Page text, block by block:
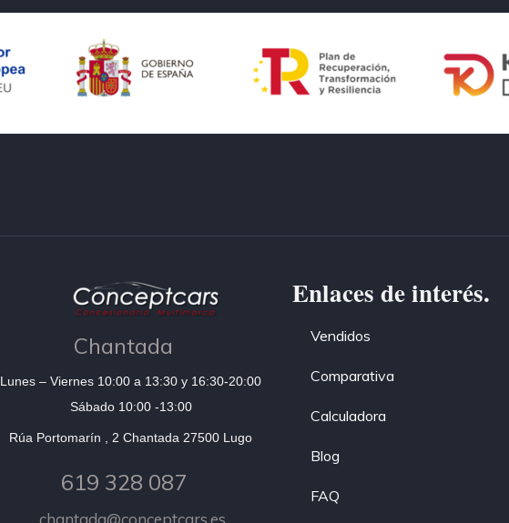
Chantada
Lunes – Viernes 10:00 a 13:30 y 16:30-20:00
Sábado 10:00 -13:00
Rúa Portomarín , 2 Chantada 27500 Lugo
619 328 087
chantada@conceptcars.es
Enlaces de interés.
Vendidos
Comparativa
Calculadora
Blog
FAQ